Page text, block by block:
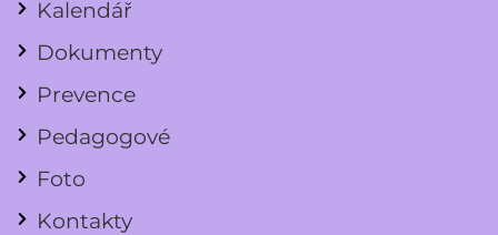
Kalendář
Dokumenty
Prevence
Pedagogové
Foto
Kontakty